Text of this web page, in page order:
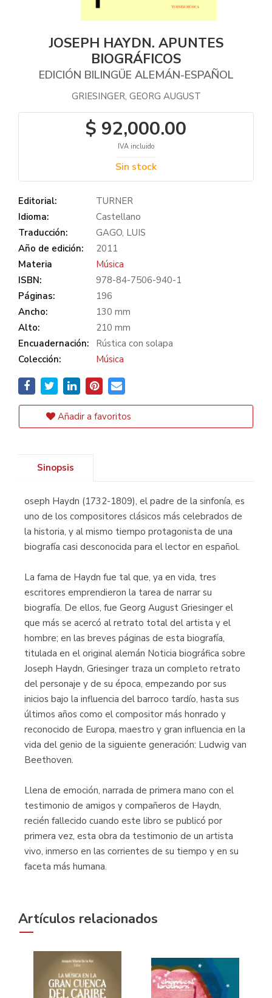
JOSEPH HAYDN. APUNTES
BIOGRÁFICOS
EDICIÓN BILINGÜE ALEMÁN-ESPAÑOL
GRIESINGER, GEORG AUGUST
$ 92,000.00
IVA incluido
Sin stock
Editorial:
TURNER
Idioma:
Castellano
Traducción:
GAGO, LUIS
Año de edición:
2011
Materia
Música
ISBN:
978-84-7506-940-1
Páginas:
196
Ancho:
130 mm
Alto:
210 mm
Encuadernación:
Rústica con solapa
Colección:
Música
Añadir a favoritos
Sinopsis
oseph Haydn (1732-1809), el padre de la sinfonía, es
uno de los compositores clásicos más celebrados de
la historia, y al mismo tiempo protagonista de una
biografía casi desconocida para el lector en español.
La fama de Haydn fue tal que, ya en vida, tres
escritores emprendieron la tarea de narrar su
biografía. De ellos, fue Georg August Griesinger el
que más se acercó al retrato total del artista y el
hombre; en las breves páginas de esta biografía,
titulada en el original alemán Noticia biográfica sobre
Joseph Haydn, Griesinger traza un completo retrato
del personaje y de su época, empezando por sus
inicios bajo la influencia del barroco tardío, hasta sus
últimos años como el compositor más honrado y
reconocido de Europa, maestro y gran influencia en la
vida del genio de la siguiente generación: Ludwig van
Beethoven.
Llena de emoción, narrada de primera mano con el
testimonio de amigos y compañeros de Haydn,
recién fallecido cuando este libro se publicó por
primera vez, esta obra da testimonio de un artista
vivo, inmerso en las corrientes de su tiempo y en su
faceta más humana.
Artículos relacionados